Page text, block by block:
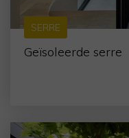
SERRE
Geïsoleerde serre